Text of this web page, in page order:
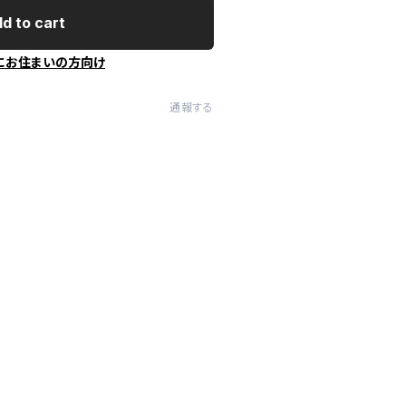
to cart
お住まいの方向け
通報する